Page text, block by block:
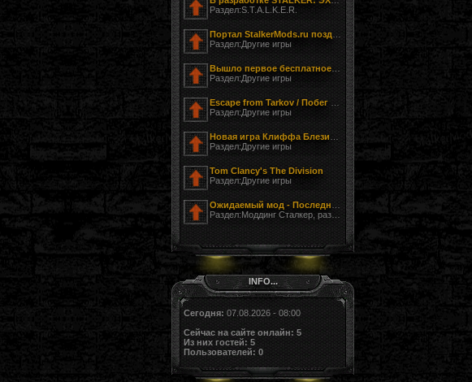
Раздел:S.T.A.L.K.E.R.
Раздел:Другие игры
Раздел:Другие игры
Раздел:Другие игры
Раздел:Другие игры
Tom Clancy's The Division
Раздел:Другие игры
Раздел:Моддинг Сталкер, разработка модов
INFO...
Сегодня: 07.08.2026 - 08:00
Сейчас на сайте онлайн: 5
Из них гостей: 5
Пользователей: 0